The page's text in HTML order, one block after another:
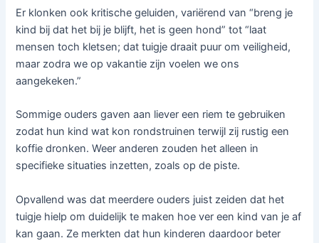
Er klonken ook kritische geluiden, variërend van “breng je
kind bij dat het bij je blijft, het is geen hond” tot “laat
mensen toch kletsen; dat tuigje draait puur om veiligheid,
maar zodra we op vakantie zijn voelen we ons
aangekeken.”
Sommige ouders gaven aan liever een riem te gebruiken
zodat hun kind wat kon rondstruinen terwijl zij rustig een
koffie dronken. Weer anderen zouden het alleen in
specifieke situaties inzetten, zoals op de piste.
Opvallend was dat meerdere ouders juist zeiden dat het
tuigje hielp om duidelijk te maken hoe ver een kind van je af
kan gaan. Ze merkten dat hun kinderen daardoor beter